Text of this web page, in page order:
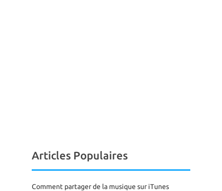
Articles Populaires
Comment partager de la musique sur iTunes